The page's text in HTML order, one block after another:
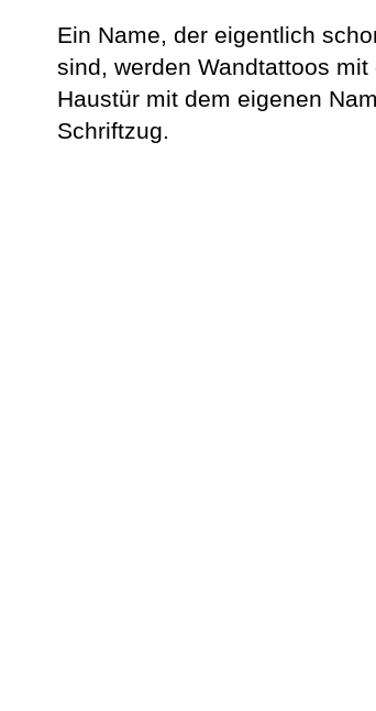
Ein Name, der eigentlich
sind, werden Wandtattoos
Haustür mit dem eigenen
Schriftzug.